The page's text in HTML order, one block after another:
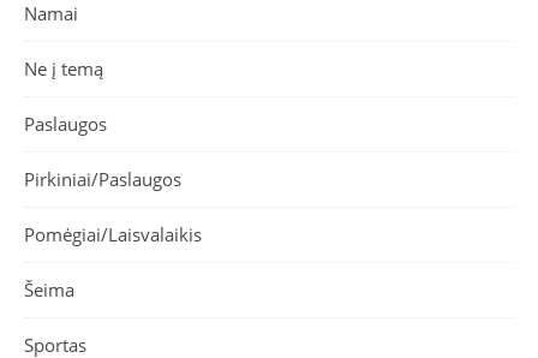
Namai
Ne į temą
Paslaugos
Pirkiniai/Paslaugos
Pomėgiai/Laisvalaikis
Šeima
Sportas